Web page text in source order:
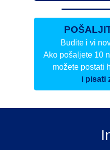
Budite i vi
Ako pošaljete 10
možete postati
i pisati